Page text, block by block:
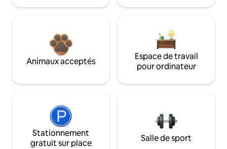
Animaux acceptés
Espace de travail
pour ordinateur
Stationnement
gratuit sur place
Salle de sport